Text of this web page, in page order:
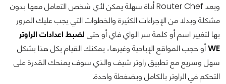
ويعد Router Chef أداة سهلة يمكن لأي شخص التعامل معها بدون
مشكلة وبدلا من الإجراءات الكثيرة والخطوات التي يجب عليك المرور
بها لتغيير اسم أو كلمة سر الواي فاي أو حتى لضبط اعدادات الراوتر
WEأو حجب المواقع الإباحية وغيرها، يمكنك القيام بكل هذا بشكل
سهل وسريع مع تطبيق راوتر شيف والذي سوف يمنحك القدرة على
التحكم في الراوتر بالكامل وبضغطة واحدة.